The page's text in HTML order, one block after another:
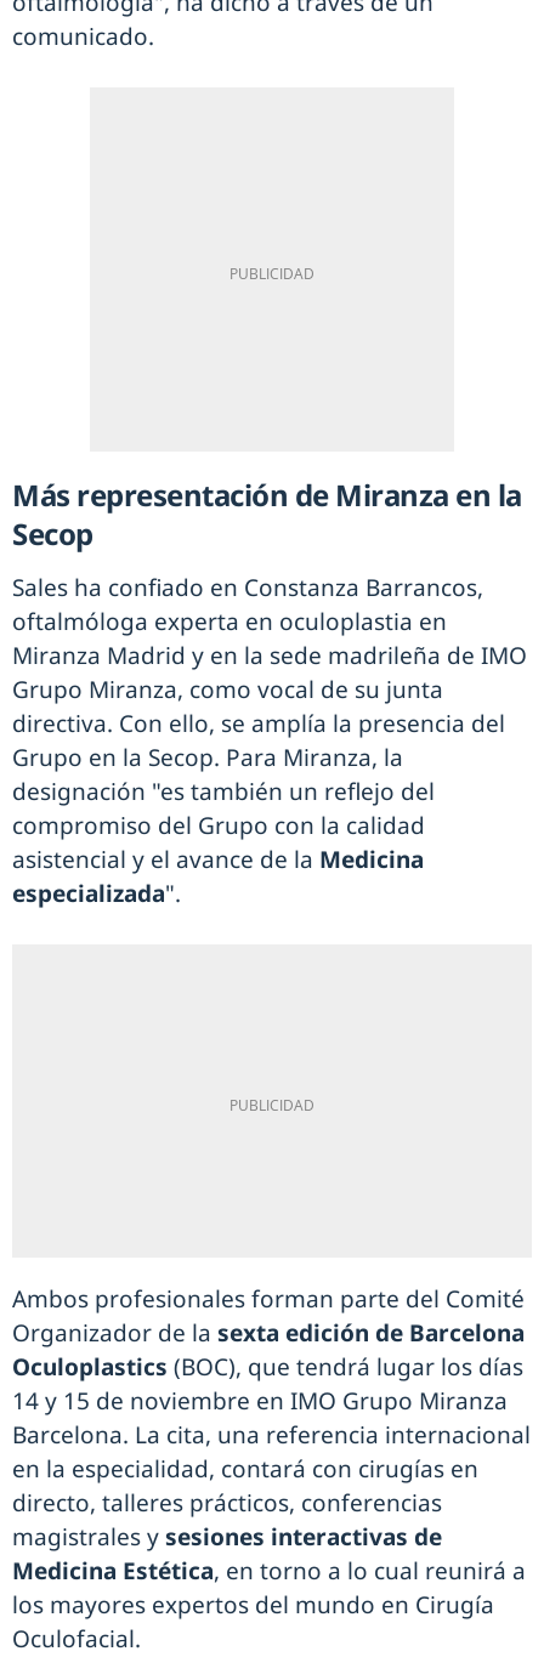
comunicado.
Más representación de Miranza en la
Secop
Sales ha confiado en Constanza Barrancos,
oftalmóloga experta en oculoplastia en
Miranza Madrid y en la sede madrileña de IMO
Grupo Miranza, como vocal de su junta
directiva. Con ello, se amplía la presencia del
Grupo en la Secop. Para Miranza, la
designación "es también un reflejo del
compromiso del Grupo con la calidad
asistencial y el avance de la Medicina
especializada".
Ambos profesionales forman parte del Comité
Organizador de la sexta edición de Barcelona
Oculoplastics (BOC), que tendrá lugar los días
14 y 15 de noviembre en IMO Grupo Miranza
Barcelona. La cita, una referencia internacional
en la especialidad, contará con cirugías en
directo, talleres prácticos, conferencias
magistrales ysesiones interactivas de
Medicina Estética, en torno a lo cual reunirá a
los mayores expertos del mundo en Cirugía
Oculofacial.